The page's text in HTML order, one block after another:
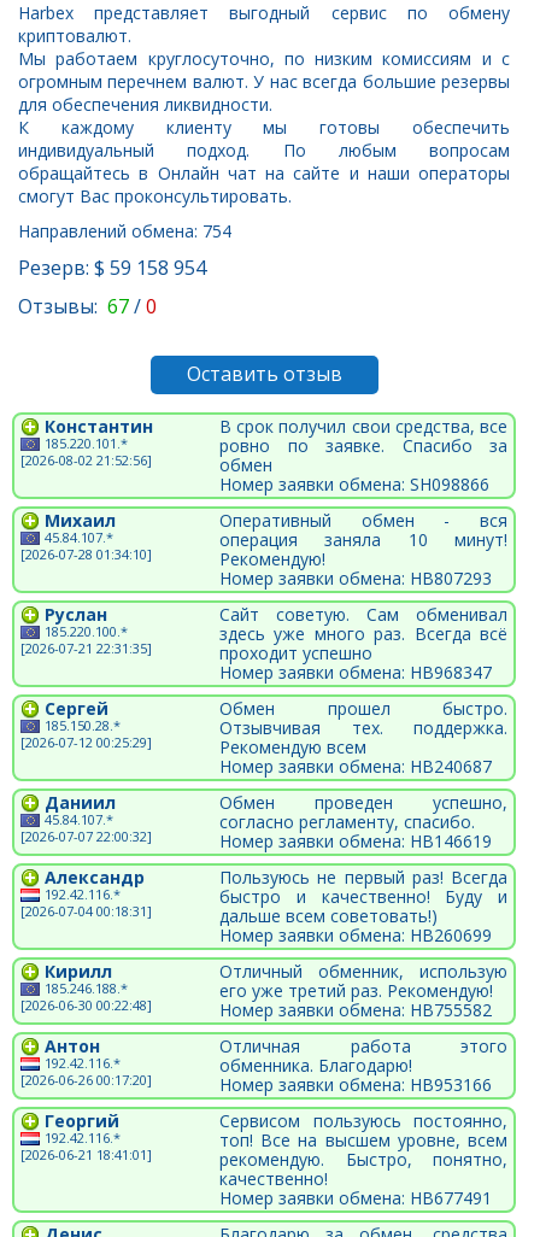
Harbex представляет выгодный сервис по обмену
криптовалют.
Мы работаем круглосуточно, по низким комиссиям и с
огромным перечнем валют. У нас всегда большие резервы
для обеспечения ликвидности.
К каждому клиенту мы готовы обеспечить
индивидуальный подход. По любым вопросам
обращайтесь в Онлайн чат на сайте и наши операторы
смогут Вас проконсультировать.
Направлений обмена: 754
Резерв: $ 59 158 954
Отзывы: 67/0
Оставить отзыв
Константин
185.220.101.*
[2026-08-02 21:52:56]
В срок получил свои средства, все
ровно по заявке. Спасибо за
обмен
Номер заявки обмена: SH098866
Михаил
45.84.107.*
[2026-07-28 01:34:10]
Оперативный обмен - вся
операция заняла 10 минут!
Рекомендую!
Номер заявки обмена: HB807293
Руслан
185.220.100.*
[2026-07-21 22:31:35]
Сайт советую. Сам обменивал
здесь уже много раз. Всегда всё
проходит успешно
Номер заявки обмена: HB968347
Сергей
185.150.28.*
[2026-07-12 00:25:29]
Обмен прошел быстро.
Отзывчивая тех. поддержка.
Рекомендую всем
Номер заявки обмена: HB240687
Даниил
45.84.107.*
[2026-07-07 22:00:32]
Обмен проведен успешно,
согласно регламенту, спасибо.
Номер заявки обмена: HB146619
Александр
192.42.116.*
[2026-07-04 00:18:31]
Пользуюсь не первый раз! Всегда
быстро и качественно! Буду и
дальше всем советовать!)
Номер заявки обмена: HB260699
Кирилл
185.246.188.*
[2026-06-30 00:22:48]
Отличный обменник, использую
его уже третий раз. Рекомендую!
Номер заявки обмена: HB755582
Антон
192.42.116.*
[2026-06-26 00:17:20]
Отличная работа этого
обменника. Благодарю!
Номер заявки обмена: HB953166
Георгий
192.42.116.*
[2026-06-21 18:41:01]
Сервисом пользуюсь постоянно,
топ! Все на высшем уровне, всем
рекомендую. Быстро, понятно,
качественно!
Номер заявки обмена: HB677491